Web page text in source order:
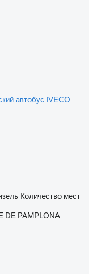
автобус IVECO
Количество мест
DE PAMPLONA